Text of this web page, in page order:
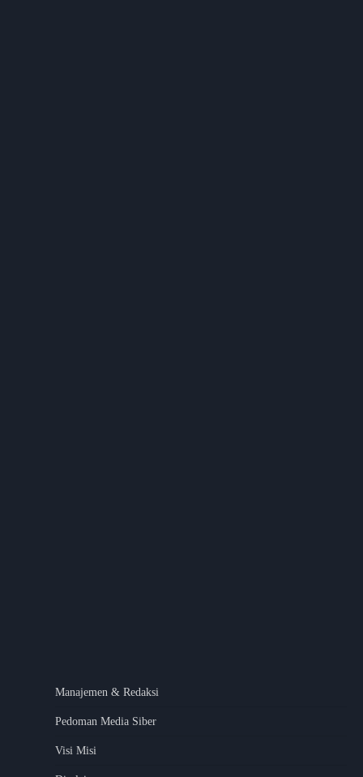
Manajemen & Redaksi
Pedoman Media Siber
Visi Misi